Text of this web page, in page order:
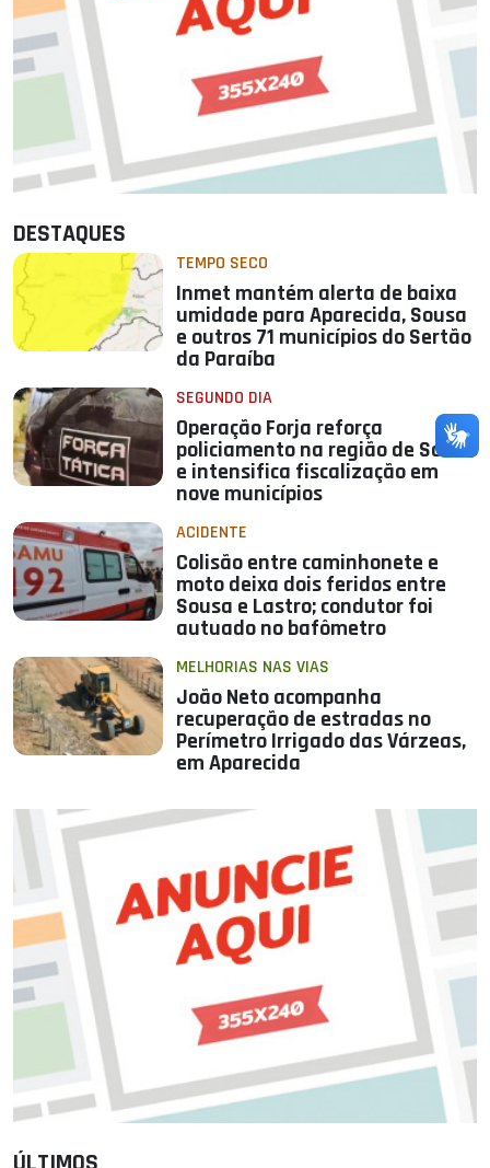
DESTAQUES
TEMPO SECO
Inmet mantém alerta de baixa
umidade para Aparecida, Sousa
e outros 71 municípios do Sertão
da Paraíba
SEGUNDO DIA
Operação Forja reforça
policiamento na região de Sousa
e intensifica fiscalização em
nove municípios
ACIDENTE
Colisão entre caminhonete e
moto deixa dois feridos entre
Sousa e Lastro; condutor foi
autuado no bafômetro
MELHORIAS NAS VIAS
João Neto acompanha
recuperação de estradas no
Perímetro Irrigado das Várzeas,
em Aparecida